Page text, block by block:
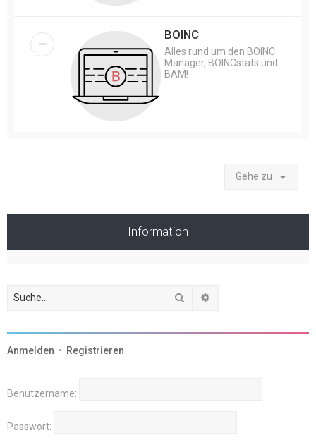
BOINC
Alles rund um den BOINC
Manager, BOINCstats und
BAM!
Gehe zu
Information
Suche
Anmelden • Registrieren
Benutzername:
Passwort: